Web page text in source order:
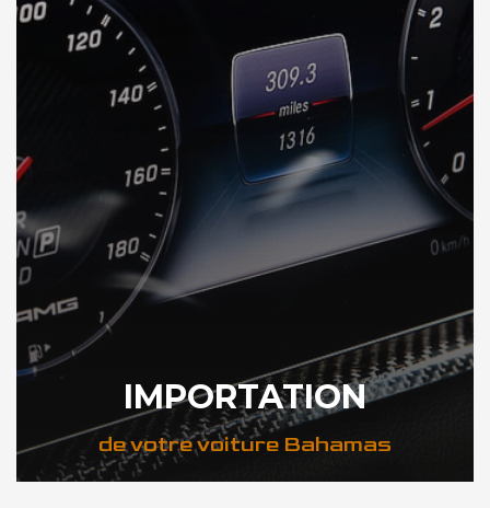
IMPORTATION
de votre voiture Bahamas